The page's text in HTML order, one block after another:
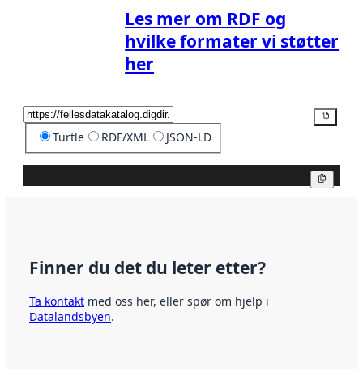
Les mer om RDF og
hvilke formater vi støtter
her
Turtle RDF/XML JSON-LD
Finner du det du leter etter?
Ta kontakt med oss her, eller spør om hjelp i
Datalandsbyen.